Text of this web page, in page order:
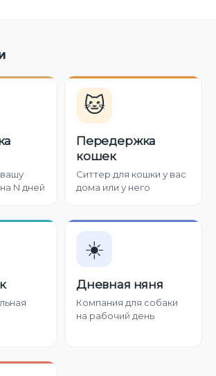
N дней
🐱
Передержка
кошек
Ситтер для кошки у вас
дома или у него
☀️
Дневная няня
Компания для собаки
на рабочий день